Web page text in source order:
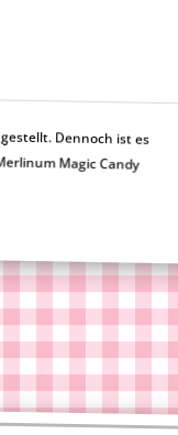
Dennoch ist es
Merlinum Magic Candy